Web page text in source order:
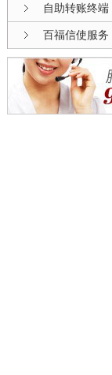
自助转账终端
百福信使服务